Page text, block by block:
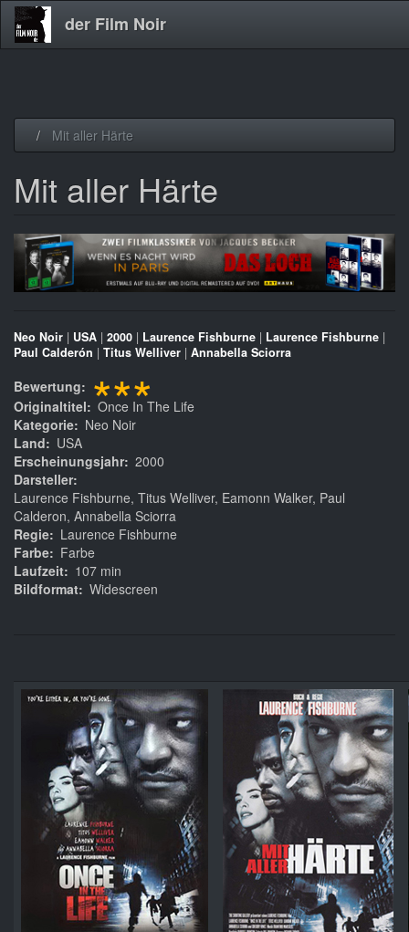
der Film Noir
Mit aller Härte
Mit aller Härte
Neo Noir | USA | 2000 | Laurence Fishburne | Laurence Fishburne |
Paul Calderón | Titus Welliver | Annabella Sciorra
Bewertung ***
Originaltitel
Once In The Life
Kategorie
Neo Noir
Land
USA
Erscheinungsjahr 2000
Darsteller
Laurence Fishburne, Titus Welliver, Eamonn Walker, Paul
Calderon, Annabella Sciorra
Regie
Laurence Fishburne
Farbe
Farbe
Laufzeit
107 min
Bildformat Widescreen